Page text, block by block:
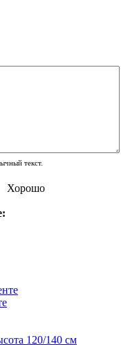
текст.
Хорошо